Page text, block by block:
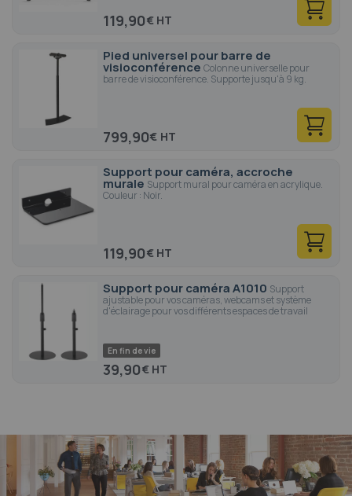
119,90€
Pied universel pour barre de
visioconférence Colonne universelle pour
barre de visioconférence. Supporte jusqu'à 9 kg.
799,90€
Support pour caméra, accroche
murale Support mural pour caméra en acrylique.
Couleur : Noir.
119,90€
Support pour caméra A1010 Support
ajustable pour vos caméras, webcams et système
d'éclairage pour vos différents espaces de travail
En fin de vie
39,90€